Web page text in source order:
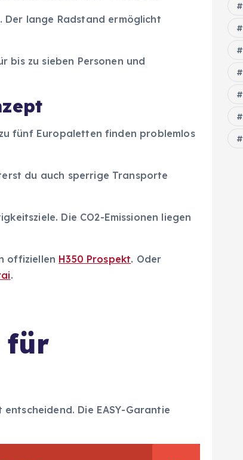
Der lange Radstand ermöglicht
bis zu sieben Personen und
fünf Europaletten finden problemlos
du auch sperrige Transporte
Die CO2-Emissionen liegen
offiziellen H350 Prospekt. Oder
.
für
Die EASY-Garantie